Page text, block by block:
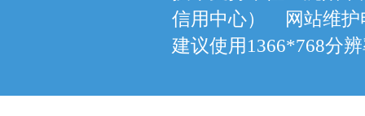
信用中心） 网站维护
建议使用1366*768分